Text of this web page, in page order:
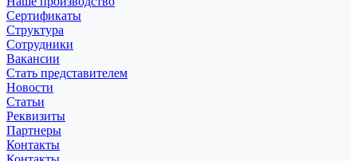
Сертификаты
Структура
Сотрудники
Вакансии
Стать представителем
Новости
Статьи
Реквизиты
Партнеры
Контакты